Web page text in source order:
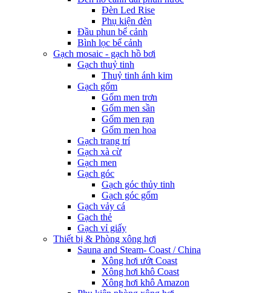
Đèn Led Rise
Phụ kiện đèn
Đầu phun bể cảnh
Bình lọc bể cảnh
Gạch mosaic - gạch hồ bơi
Gạch thuỷ tinh
Thuỷ tinh ánh kim
Gạch gốm
Gốm men trơn
Gốm men sần
Gốm men rạn
Gốm men hoa
Gạch trang trí
Gạch xà cừ
Gạch men
Gạch góc
Gạch góc thủy tinh
Gạch góc gốm
Gạch vảy cá
Gạch thẻ
Gạch vỉ giấy
Thiết bị & Phòng xông hơi
Sauna and Steam- Coast / China
Xông hơi ướt Coast
Xông hơi khô Coast
Xông hơi khô Amazon